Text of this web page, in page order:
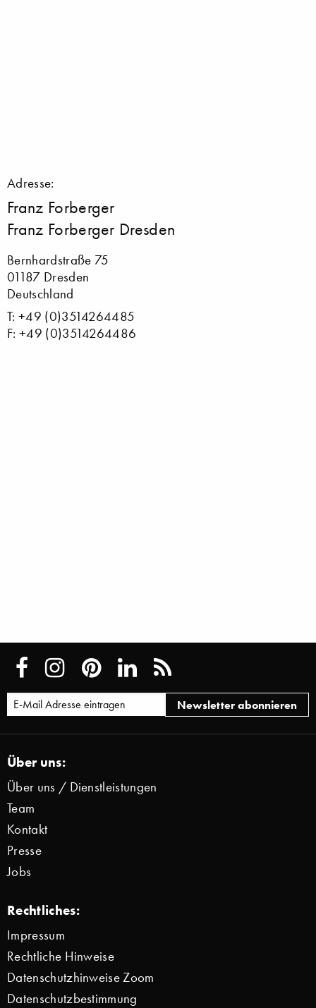
Adresse:
Franz Forberger
Franz Forberger Dresden
Bernhardstraße 75
01187 Dresden
Deutschland
T: +49 (0)3514264485
F: +49 (0)3514264486
Über uns:
Über uns / Dienstleistungen
Team
Kontakt
Presse
Jobs
Rechtliches:
Impressum
Rechtliche Hinweise
Datenschutzhinweise Zoom
Datenschutzbestimmung